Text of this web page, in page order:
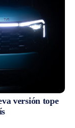
versión tope